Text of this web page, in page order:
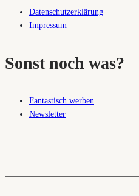
Datenschutzerklärung
Impressum
Sonst noch was?
Fantastisch werben
Newsletter